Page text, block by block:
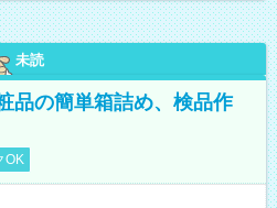
未読
品の簡単箱詰め、検品作
OK